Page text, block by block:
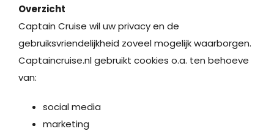
Overzicht
Captain Cruise wil uw privacy en de
gebruiksvriendelijkheid zoveel mogelijk waarborgen.
Captaincruise.nl gebruikt cookies o.a. ten behoeve
van:
social media
marketing